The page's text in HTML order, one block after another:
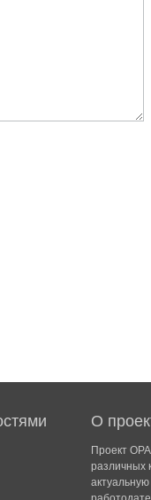
О
Проект
различных